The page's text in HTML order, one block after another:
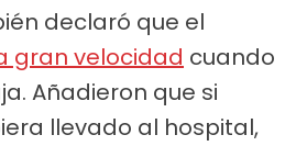
declaró que el
gran velocidad cuando
Añadieron que si
llevado al hospital,